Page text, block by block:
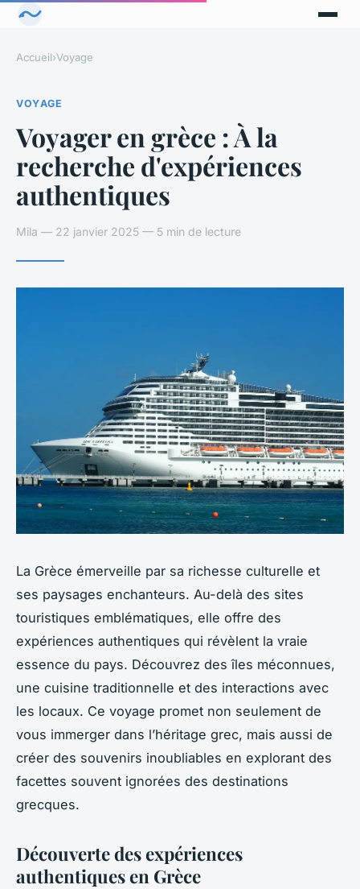
Accueil›Voyage
VOYAGE
Voyager en grèce : À la
recherche d'expériences
authentiques
Mila — 22 janvier 2025 — 5 min de lecture
La Grèce émerveille par sa richesse culturelle et
ses paysages enchanteurs. Au-delà des sites
touristiques emblématiques, elle offre des
expériences authentiques qui révèlent la vraie
essence du pays. Découvrez des îles méconnues,
une cuisine traditionnelle et des interactions avec
les locaux. Ce voyage promet non seulement de
vous immerger dans l’héritage grec, mais aussi de
créer des souvenirs inoubliables en explorant des
facettes souvent ignorées des destinations
grecques.
Découverte des expériences
authentiques en Grèce